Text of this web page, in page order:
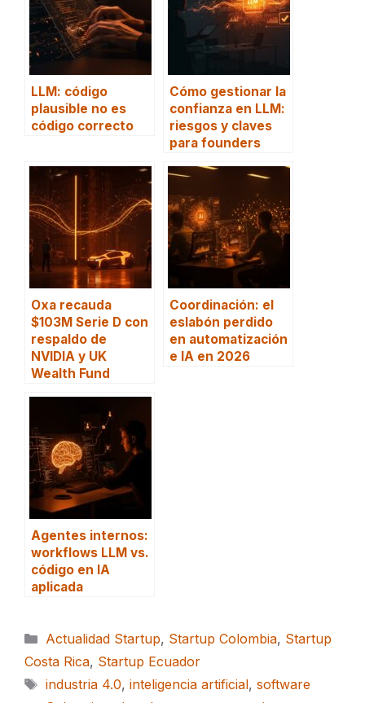
LLM: código
plausible no es
código correcto
Cómo gestionar la
confianza en LLM:
riesgos y claves
para founders
Oxa recauda
$103M Serie D con
respaldo de
NVIDIA y UK
Wealth Fund
Coordinación: el
eslabón perdido
en automatización
e IA en 2026
Agentes internos:
workflows LLM vs.
código en IA
aplicada
Categorías
Actualidad Startup, Startup Colombia, Startup
Costa Rica, Startup Ecuador
Etiquetas
industria 4.0, inteligencia artificial, software